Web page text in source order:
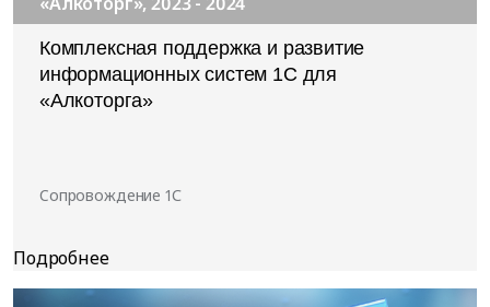
Комплексная поддержка и развитие
информационных систем 1С для
«Алкоторга»
Cопровождение 1С